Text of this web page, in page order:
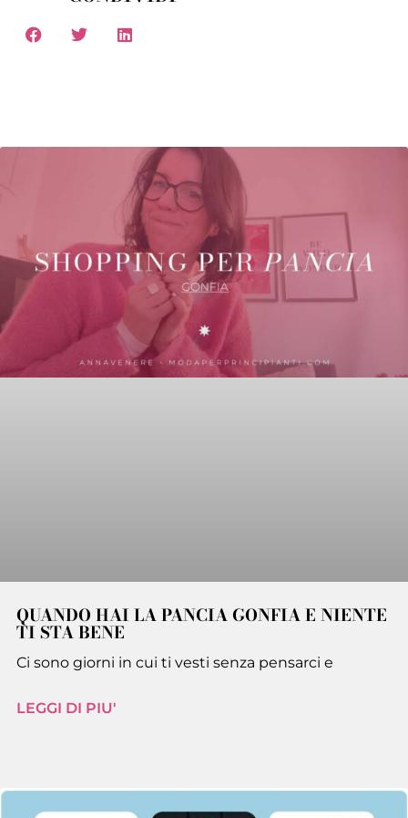
QUANDO HAI LA PANCIA GONFIA E NIENTE
TI STA BENE
Ci sono giorni in cui ti vesti senza pensarci e
LEGGI DI PIU'